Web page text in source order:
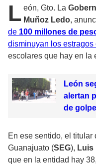
L eón, Gto. La
Muñoz Ledo,
de 100 millones de
disminuyan los estragos
escolares que hay en la
León
alertan
de
En ese sentido, el
Guanajuato (SEG), Luis
que en la entidad hay